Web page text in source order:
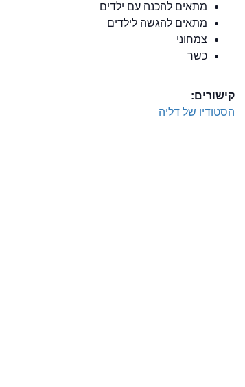
מתאים להכנה עם ילדים
מתאים להגשה לילדים
צמחוני
כשר
קישורים:
הסטודיו של דליה